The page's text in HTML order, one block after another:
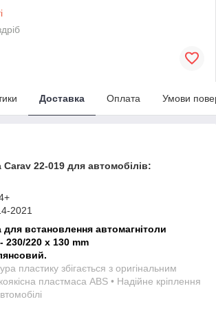
Доставка Оплата Умови
Carav 22-019 для автомобілів:
2021
для встановлення автомагнітоли
230/220 x 130 mm
пластику збігається з оригінальним
пластмаса ABS • Надійне кріплення